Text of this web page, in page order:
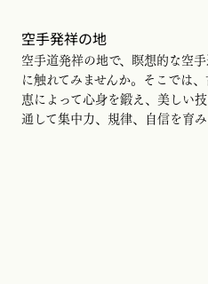
空手発祥の地
空手道発祥の地で、瞑想的な空
に触れてみませんか。そこでは
恵によって心身を鍛え、美しい
通して集中力、規律、自信を育み